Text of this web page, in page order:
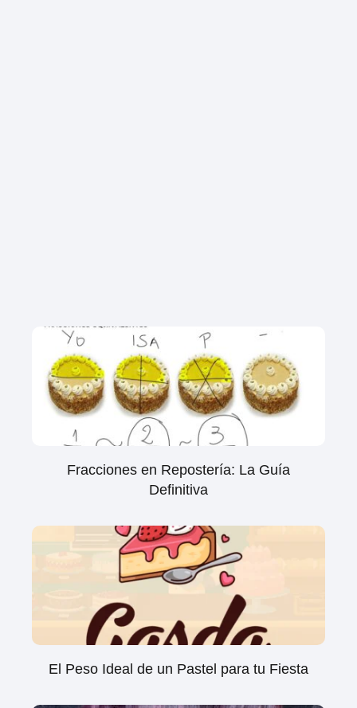
Fracciones en Repostería: La Guía
Definitiva
El Peso Ideal de un Pastel para tu Fiesta